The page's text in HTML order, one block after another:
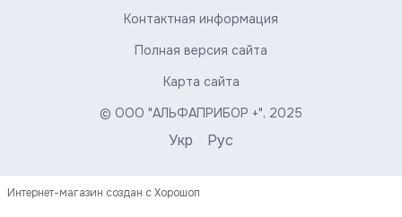
Контактная информация
Полная версия сайта
Карта сайта
© ООО "АЛЬФАПРИБОР +", 2025
Укр Рус
Интернет-магазин создан с Хорошоп